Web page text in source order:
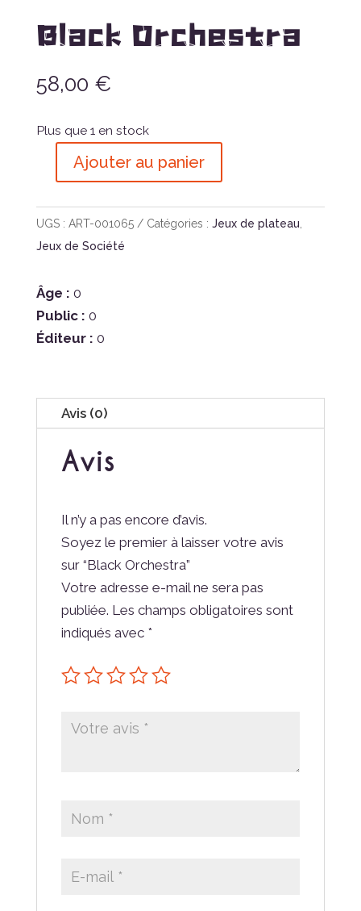
Black Orchestra
58,00 €
Plus que 1 en stock
quantité
Black
Orchestra
Ajouter au panier
UGS : ART-001065 Catégories : Jeux de plateau,
Jeux de Société
Âge : 0
Public : 0
Éditeur : 0
Avis (0)
Avis
Il n’y a pas encore d’avis.
Soyez le premier à laisser votre avis
sur “Black Orchestra”
Votre adresse e-mail ne sera pas
publiée. Les champs obligatoires sont
indiqués avec *